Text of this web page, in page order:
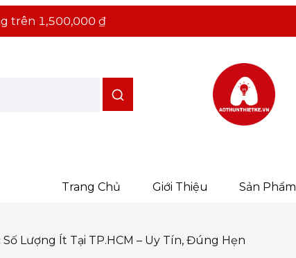
trên 1,500,000 ₫
Trang Chủ Giới Thiệu Sản Phẩm
Lượng Ít Tại TP.HCM – Uy Tín, Đúng Hẹn